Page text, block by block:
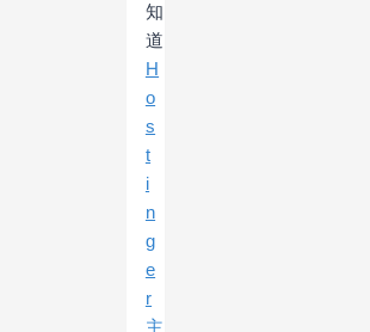
知
道
H
o
s
t
i
n
g
e
r
主